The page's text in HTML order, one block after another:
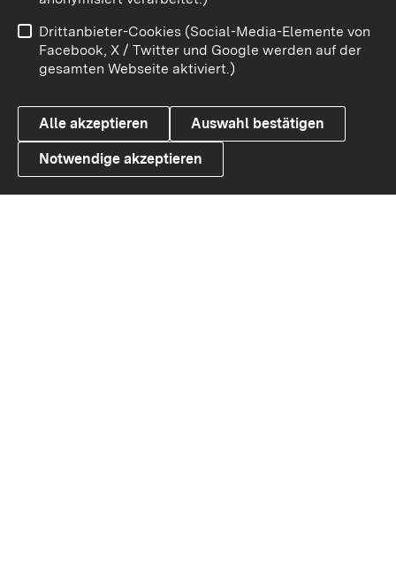
Link zum Landesportal
Benutzungshinweise
Barrierefreiheit
Datenschutz
Cookies
Drittanbieter-Cookies (Social-Media-Elemente von
Facebook, X / Twitter und Google werden auf der
gesamten Webseite aktiviert.)
Alle akzeptieren Auswahl bestätigen
Notwendige akzeptieren